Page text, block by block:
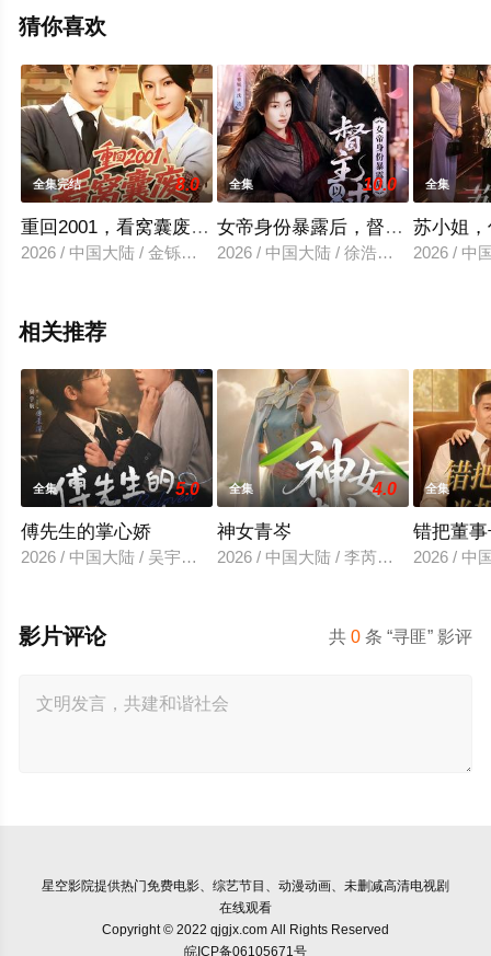
剧、电视猫或剧情网等平台了解。
猜你喜欢
全集完结 8.0
重回2001，看窝囊废如何创业
2026 / 中国大陆 / 金铄＆唐子璇
全集 10.0
女帝身份暴露后，督主以江山求
2026 / 中国大陆 / 徐浩翔＆王雅妮
全集
苏小姐
2026 / 中
相关推荐
全集 5.0
傅先生的掌心娇
2026 / 中国大陆 / 吴宇航＆郑千亦
全集 4.0
神女青岑
2026 / 中国大陆 / 李芮峤＆张媛媛
全集
错把董
2026 / 中
共0 条 “寻匪” 影评
影片评论
星空影院提供热门免费电影、综艺节目、动漫动画、未删减高清电视剧
在线观看
Copyright © 2022 qjgjx.com All Rights Reserved
皖ICP备06105671号